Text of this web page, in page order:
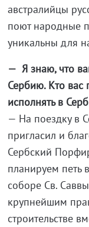
австралийцы
поют народные
уникальны для
— Я знаю, что
Сербию. Кто вас
исполнять в
— На поездку в
пригласил и
Сербский
планируем петь
соборе Св.
крупнейшим
строительстве